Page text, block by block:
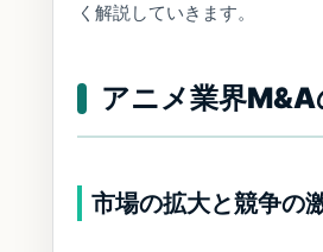
く解説していきます。
アニメ業界M&A
市場の拡大と競争の